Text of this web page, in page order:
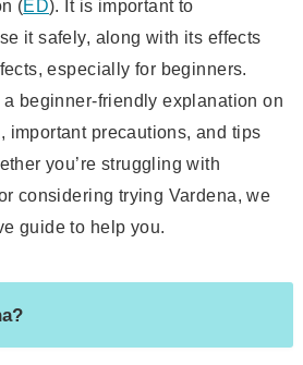
(ED). It is important to
it safely, along with its effects
especially for beginners.
beginner-friendly explanation on
important precautions, and tips
you’re struggling with
considering trying Vardena, we
guide to help you.